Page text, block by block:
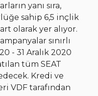
yanı sıra,
sahip 6,5 inçlik
olarak yer alıyor.
sınırlı
- 31 Aralık 2020
tüm SEAT
Kredi ve
VDF tarafından